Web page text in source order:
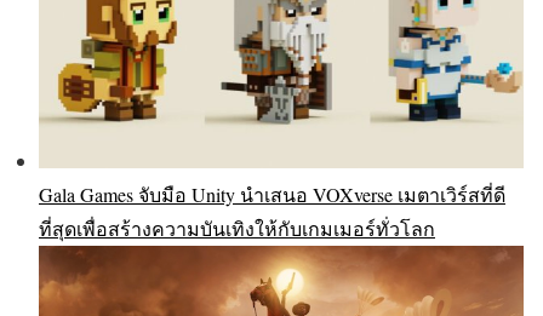
Gala Games จับมือ Unity นำเสนอ VOXverse เมตาเวิร์สที่ดี
ที่สุดเพื่อสร้างความบันเทิงให้กับเกมเมอร์ทั่วโลก